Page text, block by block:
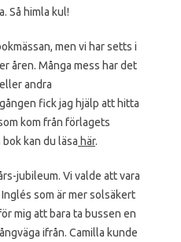
Så himla kul!
men vi har setts i
åren. Många mess har det
andra
fick jag hjälp att hitta
kom från förlagets
kan du läsa här.
jubileum. Vi valde att vara
som är mer solsäkert
mig att bara ta bussen en
ifrån. Camilla kunde